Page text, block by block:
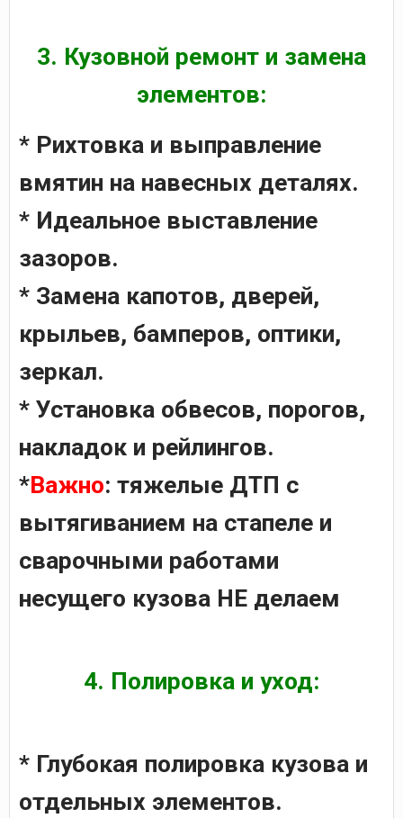
3. Кузовной ремонт и замена
элементов:
* Рихтовка и выправление
вмятин на навесных деталях.
* Идеальное выставление
зазоров.
* Замена капотов, дверей,
крыльев, бамперов, оптики,
зеркал.
* Установка обвесов, порогов,
накладок и рейлингов.
*Важно: тяжелые ДТП с
вытягиванием на стапеле и
сварочными работами
несущего кузова НЕ делаем
4. Полировка и уход:
* Глубокая полировка кузова и
отдельных элементов.